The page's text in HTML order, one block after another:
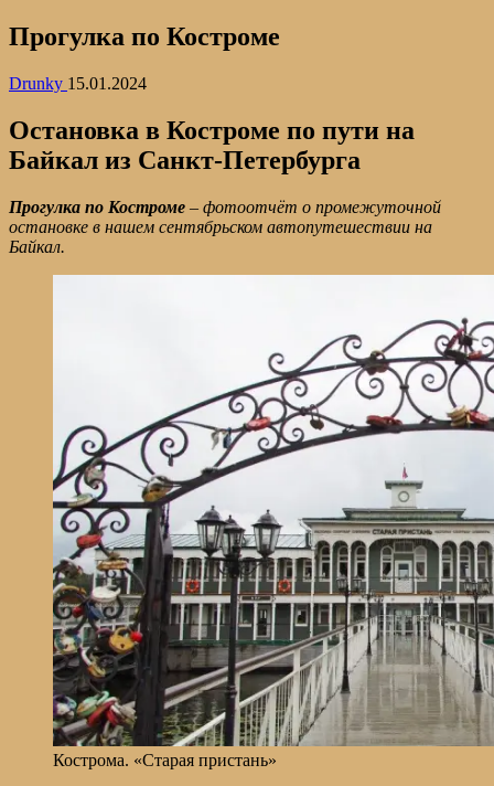
Прогулка по Костроме
Drunky 15.01.2024
Остановка в Костроме по пути на
Байкал из Санкт-Петербурга
Прогулка по Костроме – фотоотчёт о промежуточной
остановке в нашем сентябрьском автопутешествии на
Байкал.
Кострома. «Старая пристань»